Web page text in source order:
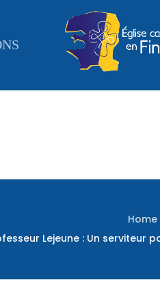
Home
Lejeune : Un serviteur